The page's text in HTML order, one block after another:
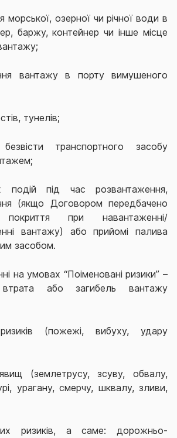
морської, озерної чи річної води в
баржу, контейнер чи інше місце
вантажу в порту вимушеного
тунелів;
транспортного засобу
подій під час розвантаження,
(якщо Договором передбачено
покриття при навантаженні/
вантажу) або прийомі палива
засобом.
на умовах “Поіменовані ризики” –
або загибель вантажу
(пожежі, вибуху, удару
(землетрусу, зсуву, обвалу,
урагану, смерчу, шквалу, зливи,
ризиків, а саме: дорожньо-